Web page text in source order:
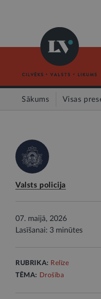
Sākums Visas
Valsts policija
07. maijā, 2026
Lasīšanai: 3 minūtes
RUBRIKA: Relīze
TĒMA: Drošība